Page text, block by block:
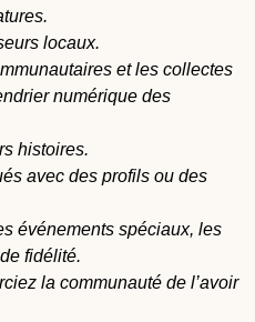
locaux.
et les collectes
numérique des
histoires.
avec des profils ou des
événements spéciaux, les
fidélité.
la communauté de l’avoir